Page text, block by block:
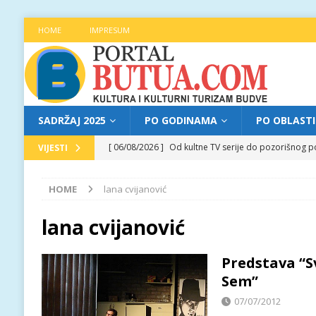
HOME IMPRESUM
SADRŽAJ 2025 PO GODINAMA PO
VIJESTI [ 06/08/2026 ] Od kultne TV serije do pozorišnog
[ 05/08/2026 ]
[ 04/08/2026 ]
Najava programa XL festivala
[ 06/08/2026 ]
HOME lana cvijanović
lana cvijanović
Predstava
Sem”
07/07/2012